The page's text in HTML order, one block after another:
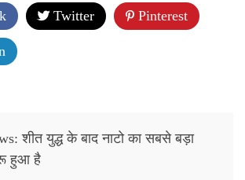
Twitter Pinterest
शीत युद्ध के बाद नाटो का सबसे बड़ा
हुआ है